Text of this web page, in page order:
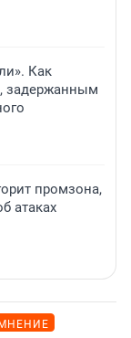
Как
задержанным
промзона,
атаках
МНЕНИЕ